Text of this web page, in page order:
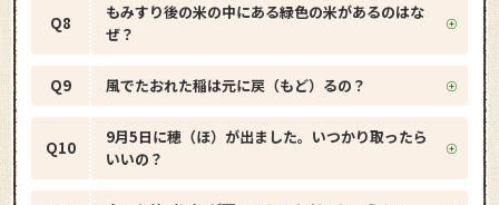
Q8
もみすり後の米の中にある緑色の米があるのはな
ぜ？
Q9 風でたおれた稲は元に戻（もど）るの？
Q10
9月5日に穂（ほ）が出ました。いつかり取ったら
いいの？